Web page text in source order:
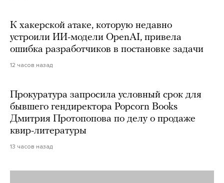
К хакерской атаке, которую недавно
устроили ИИ-модели OpenAI, привела
ошибка разработчиков в постановке задачи
12 часов назад
Прокуратура запросила условный срок для
бывшего гендиректора Popcorn Books
Дмитрия Протопопова по делу о продаже
квир-литературы
13 часов назад